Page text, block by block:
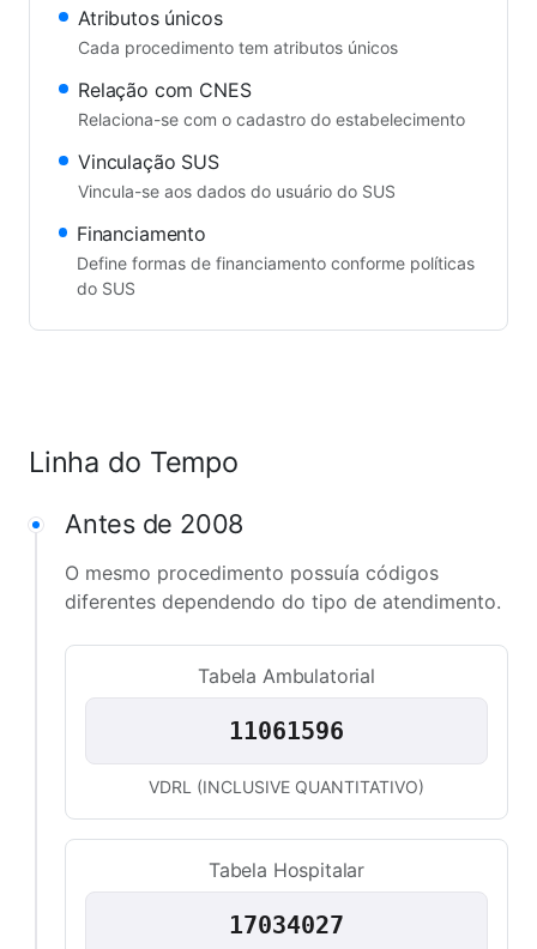
Atributos únicos
Cada procedimento tem atributos únicos
Relação com CNES
Relaciona-se com o cadastro do estabelecimento
Vinculação SUS
Vincula-se aos dados do usuário do SUS
Financiamento
Define formas de financiamento conforme políticas
do SUS
Linha do Tempo
Antes de 2008
O mesmo procedimento possuía códigos
diferentes dependendo do tipo de atendimento.
Tabela Ambulatorial
11061596
VDRL (INCLUSIVE QUANTITATIVO)
Tabela Hospitalar
17034027